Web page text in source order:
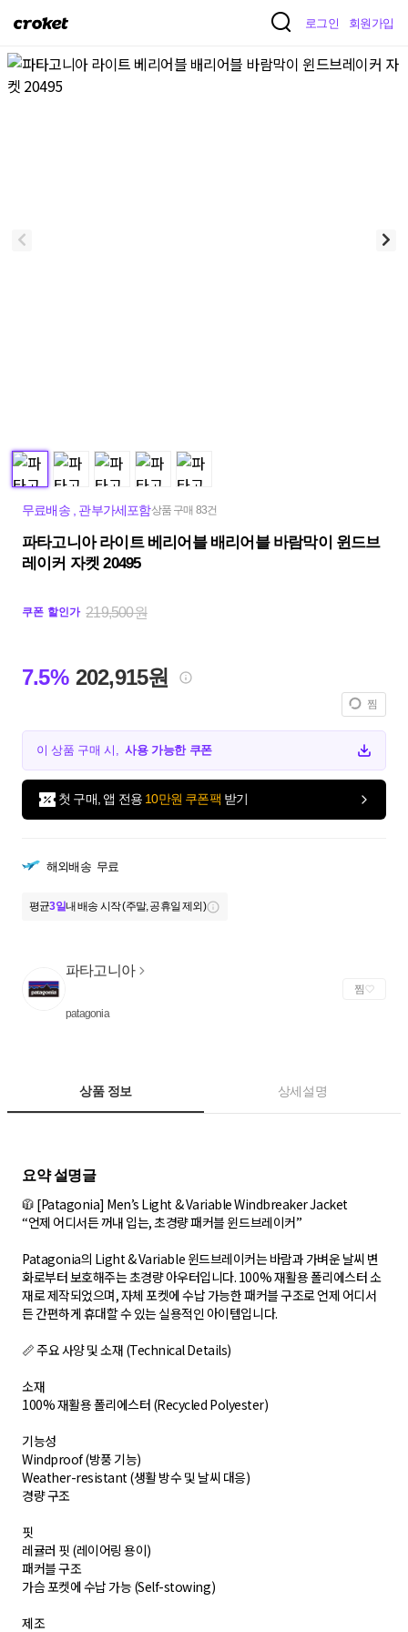
크
켓
로그인 회원가입
무료배송 관부가세포함상품 구매 83건
파타고니아 라이트 베리어블 배리어블 바람막이 윈드브
레이커 자켓 20495
쿠폰 할인가 219,500원
7.5% 202,915원
찜
이 상품 구매 시,사용 가능한 쿠폰
첫 구매, 앱 전용 10만원 쿠폰팩 받기
해외배송 무료
평균3일내 배송 시작 (주말, 공휴일 제외)
파타고니아
patagonia
찜
상품 정보 상세설명
요약 설명글
🧥 [Patagonia] Men’s Light & Variable Windbreaker Jacket
“언제 어디서든 꺼내 입는, 초경량 패커블 윈드브레이커”
Patagonia의 Light & Variable 윈드브레이커는 바람과 가벼운 날씨 변
화로부터 보호해주는 초경량 아우터입니다. 100% 재활용 폴리에스터 소
재로 제작되었으며, 자체 포켓에 수납 가능한 패커블 구조로 언제 어디서
든 간편하게 휴대할 수 있는 실용적인 아이템입니다.
📏 주요 사양 및 소재 (Technical Details)
소재
100% 재활용 폴리에스터 (Recycled Polyester)
기능성
Windproof (방풍 기능)
Weather-resistant (생활 방수 및 날씨 대응)
경량 구조
핏
레귤러 핏 (레이어링 용이)
패커블 구조
가슴 포켓에 수납 가능 (Self-stowing)
제조